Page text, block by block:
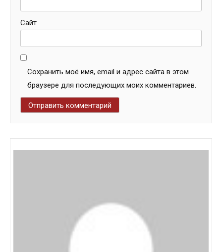
Сайт
Сохранить моё имя, email и адрес сайта в этом
браузере для последующих моих комментариев.